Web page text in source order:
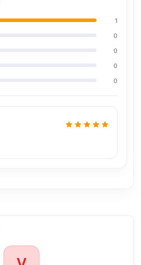
1
0
0
0
0